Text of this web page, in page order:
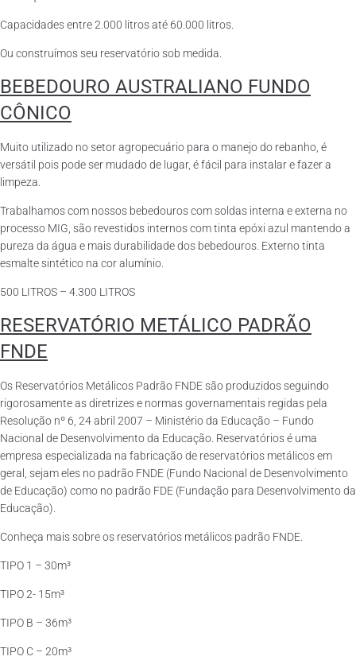
Capacidades entre 2.000 litros até 60.000 litros.
Ou construímos seu reservatório sob medida.
BEBEDOURO AUSTRALIANO FUNDO
CÔNICO
Muito utilizado no setor agropecuário para o manejo do rebanho, é
versátil pois pode ser mudado de lugar, é fácil para instalar e fazer a
limpeza.
Trabalhamos com nossos bebedouros com soldas interna e externa no
processo MIG, são revestidos internos com tinta epóxi azul mantendo a
pureza da água e mais durabilidade dos bebedouros. Externo tinta
esmalte sintético na cor alumínio.
500 LITROS – 4.300 LITROS
RESERVATÓRIO METÁLICO PADRÃO
FNDE
Os Reservatórios Metálicos Padrão FNDE são produzidos seguindo
rigorosamente as diretrizes e normas governamentais regidas pela
Resolução nº 6, 24 abril 2007 – Ministério da Educação – Fundo
Nacional de Desenvolvimento da Educação. Reservatórios é uma
empresa especializada na fabricação de reservatórios metálicos em
geral, sejam eles no padrão FNDE (Fundo Nacional de Desenvolvimento
de Educação) como no padrão FDE (Fundação para Desenvolvimento da
Educação).
Conheça mais sobre os reservatórios metálicos padrão FNDE.
TIPO 1 – 30m³
TIPO 2- 15m³
TIPO B – 36m³
TIPO C – 20m³